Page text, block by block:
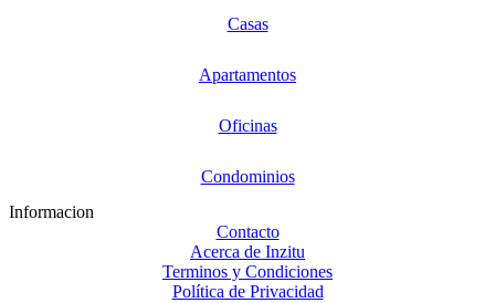
Casas
Apartamentos
Oficinas
Condominios
Informacion
Contacto
Acerca de Inzitu
Terminos y Condiciones
Política de Privacidad